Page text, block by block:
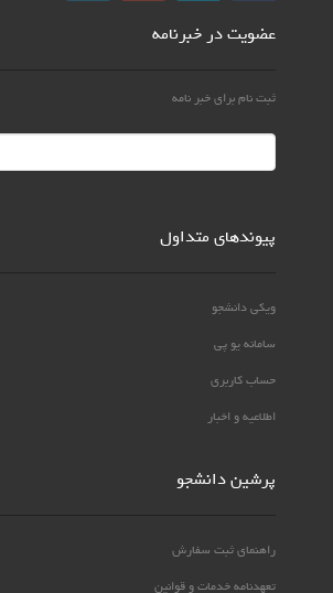
عضویت در خبرنامه
ثبت نام برای خبر نامه
پیوندهای متداول
ویکی دانشجو
سامانه یو پی
حساب کاربری
اطلاعیه و اخبار
پرشین دانشجو
راهنمای ثبت سفارش
تعهدنامه خدمات و قوانین